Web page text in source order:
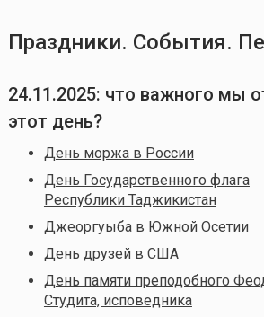
Праздники. События.
24.11.2025: что важного мы
этот день?
День моржа в России
День Государственного флага
Республики Таджикистан
Джеоргуыба в Южной Осетии
День друзей в США
День памяти преподобного
Студита, исповедника